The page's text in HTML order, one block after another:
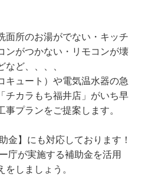
面所のお湯がでない・キッチ
ンがつかない・リモコンが壊
ど、、、、
キュート）や電気温水器の急
チカラもち福井店」がいち早
事プランをご提案します。
金】にも対応しております！
庁が実施する補助金を活用
をしましょう。